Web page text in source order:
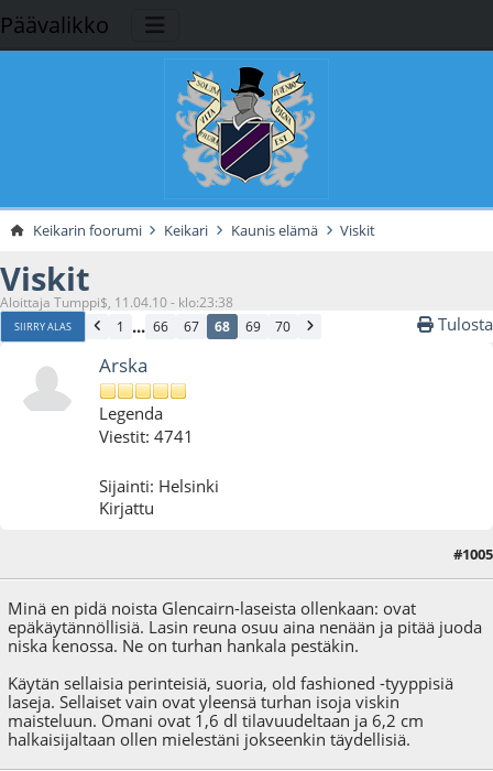
Päävalikko
Keikarin foorumi Keikari Kaunis elämä Viskit
Viskit
Aloittaja Tumppi$, 11.04.10 - klo:23:38
SIIRRY ALAS 1 ... 66 67 68 69 70 Tulosta
Arska
Legenda
Viestit: 4741
Sijainti: Helsinki
Kirjattu
#1005
Minä en pidä noista Glencairn-laseista ollenkaan: ovat
epäkäytännöllisiä. Lasin reuna osuu aina nenään ja pitää juoda
niska kenossa. Ne on turhan hankala pestäkin.
Käytän sellaisia perinteisiä, suoria, old fashioned -tyyppisiä
laseja. Sellaiset vain ovat yleensä turhan isoja viskin
maisteluun. Omani ovat 1,6 dl tilavuudeltaan ja 6,2 cm
halkaisijaltaan ollen mielestäni jokseenkin täydellisiä.